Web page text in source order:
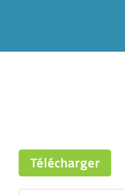
Télécharger